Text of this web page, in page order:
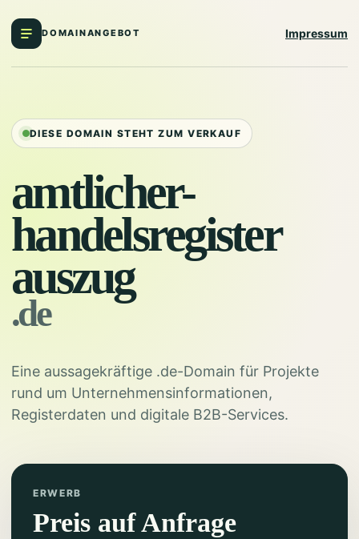
DOMAINANGEBOT Impressum
DIESE DOMAIN STEHT ZUM VERKAUF
amtlicher-
handelsregister
auszug
.de
Eine aussagekräftige .de-Domain für Projekte
rund um Unternehmensinformationen,
Registerdaten und digitale B2B-Services.
ERWERB
Preis auf Anfrage